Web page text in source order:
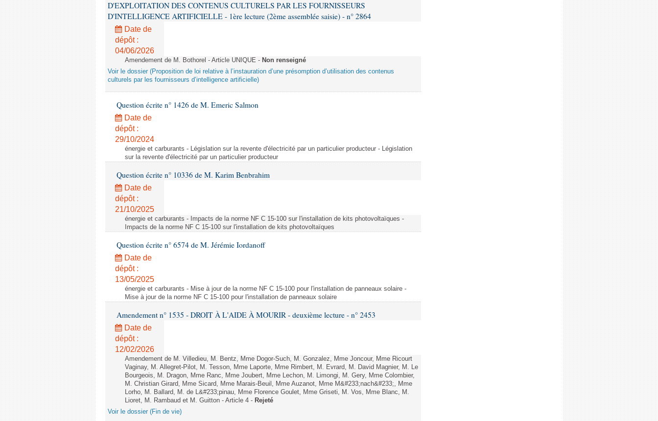
D'EXPLOITATION DES CONTENUS CULTURELS PAR LES FOURNISSEURS
D'INTELLIGENCE ARTIFICIELLE - 1ère lecture (2ème assemblée saisie) - n° 2864
Date de
dépôt :
04/06/2026
Amendement de M. Bothorel - Article UNIQUE - Non renseigné
Voir le dossier (Proposition de loi relative à l’instauration d’une présomption d’utilisation des contenus
culturels par les fournisseurs d’intelligence artificielle)
Question écrite n° 1426 de M. Emeric Salmon
Date de
dépôt :
29/10/2024
énergie et carburants - Législation sur la revente d'électricité par un particulier producteur - Législation
sur la revente d'électricité par un particulier producteur
Question écrite n° 10336 de M. Karim Benbrahim
Date de
dépôt :
21/10/2025
énergie et carburants - Impacts de la norme NF C 15-100 sur l'installation de kits photovoltaïques -
Impacts de la norme NF C 15-100 sur l'installation de kits photovoltaïques
Question écrite n° 6574 de M. Jérémie Iordanoff
Date de
dépôt :
13/05/2025
énergie et carburants - Mise à jour de la norme NF C 15-100 pour l'installation de panneaux solaire -
Mise à jour de la norme NF C 15-100 pour l'installation de panneaux solaire
Amendement n° 1535 - DROIT À L'AIDE À MOURIR - deuxième lecture - n° 2453
Date de
dépôt :
12/02/2026
Amendement de M. Villedieu, M. Bentz, Mme Dogor-Such, M. Gonzalez, Mme Joncour, Mme Ricourt
Vaginay, M. Allegret-Pilot, M. Tesson, Mme Laporte, Mme Rimbert, M. Evrard, M. David Magnier, M. Le
Bourgeois, M. Dragon, Mme Ranc, Mme Joubert, Mme Lechon, M. Limongi, M. Gery, Mme Colombier,
M. Christian Girard, Mme Sicard, Mme Marais-Beuil, Mme Auzanot, Mme M&#233;nach&#233;, Mme
Lorho, M. Ballard, M. de L&#233;pinau, Mme Florence Goulet, Mme Griseti, M. Vos, Mme Blanc, M.
Lioret, M. Rambaud et M. Guitton - Article 4 - Rejeté
Voir le dossier (Fin de vie)